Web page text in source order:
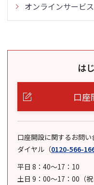
オンラインサービス
は
口座
口座開設に関するお問
ダイヤル （0120-566-
平日 8：40～17：10
土日 9：00～17：00（祝